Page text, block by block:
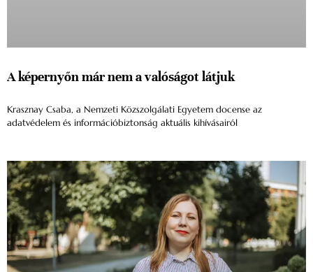
A képernyőn már nem a valóságot látjuk
Krasznay Csaba, a Nemzeti Közszolgálati Egyetem docense az
adatvédelem és információbiztonság aktuális kihívásairól